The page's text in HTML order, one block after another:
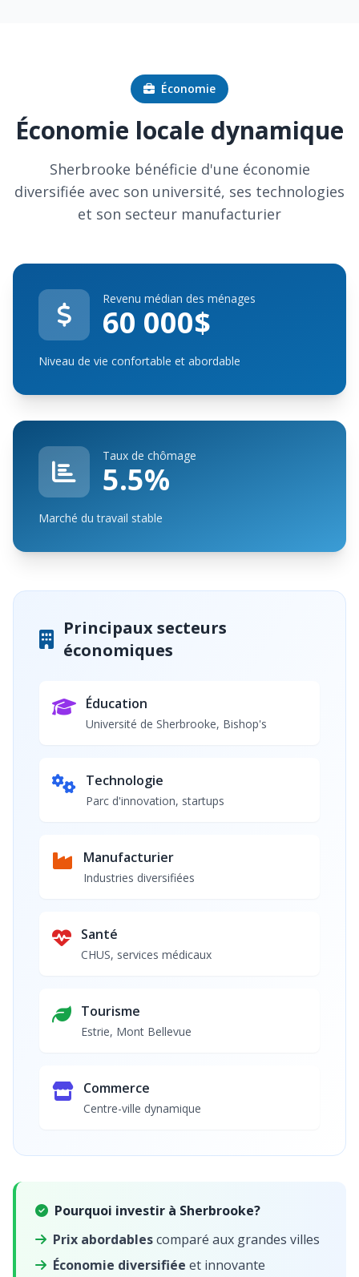
Économie
Économie locale dynamique
Sherbrooke bénéficie d'une économie
diversifiée avec son université, ses technologies
et son secteur manufacturier
Revenu médian des ménages
60 000$
Niveau de vie confortable et abordable
Taux de chômage
5.5%
Marché du travail stable
Principaux secteurs
économiques
Éducation
Université de Sherbrooke, Bishop's
Technologie
Parc d'innovation, startups
Manufacturier
Industries diversifiées
Santé
CHUS, services médicaux
Tourisme
Estrie, Mont Bellevue
Commerce
Centre-ville dynamique
Pourquoi investir à Sherbrooke?
Prix abordablescomparé aux grandes villes
Économie diversifiée et innovante